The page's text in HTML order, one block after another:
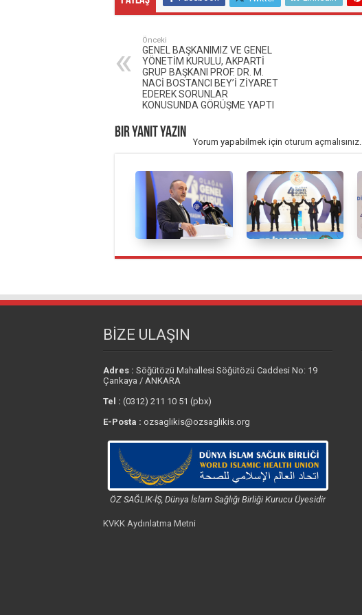
Önceki
GENEL BAŞKANIMIZ VE GENEL
YÖNETİM KURULU, AKPARTİ
GRUP BAŞKANI PROF. DR. M.
NACİ BOSTANCI BEY’İ ZİYARET
EDEREK SORUNLAR
KONUSUNDA GÖRÜŞME YAPTI
Bir yanıt yazın
Yorum yapabilmek için oturum açmalısınız.
BİZE ULAŞIN
Adres : Söğütözü Mahallesi Söğütözü Caddesi No: 19
Çankaya / ANKARA
Tel : (0312) 211 10 51 (pbx)
E-Posta : ozsaglikis@ozsaglikis.org
ÖZ SAĞLIK-İŞ, Dünya İslam Sağlığı Birliği Kurucu Üyesidir
KVKK Aydınlatma Metni